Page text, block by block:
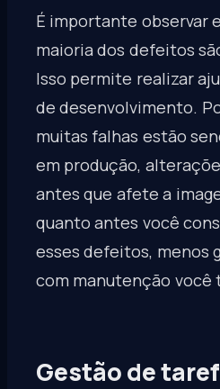
É importante observar
maioria dos defeitos
Isso permite realizar
de desenvolvimento.
muitas falhas estão
em produção,
antes que afete a
quanto antes você
esses defeitos, menos
com manutenção você
Gestão de